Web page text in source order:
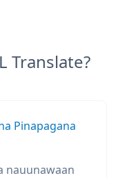
Translate?
Pinapagana
nauunawaan